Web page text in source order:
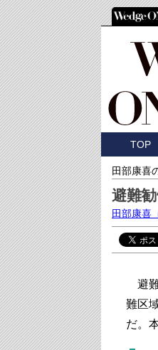
TOP
田部康喜
避難
田部康喜
避難
難区
だ。